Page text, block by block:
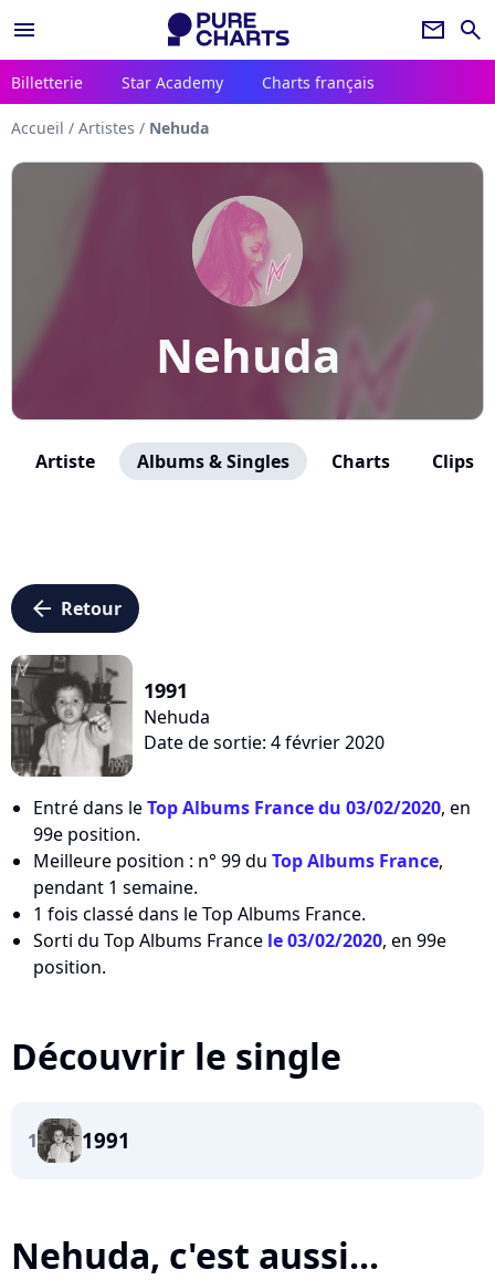
menu newsletter search
Billetterie Star Academy Charts français
Accueil / Artistes / Nehuda
Nehuda
Artiste Albums & Singles Charts Clips
arrow_left Retour
1991
Nehuda
Date de sortie: 4 février 2020
Entré dans leTop Albums France du 03/02/2020, en
99e position.
Meilleure position : n° 99 du Top Albums France,
pendant 1 semaine.
1 fois classé dans le Top Albums France.
Sorti du Top Albums France le 03/02/2020, en 99e
position.
Découvrir le single
1 1991
Nehuda, c'est aussi...